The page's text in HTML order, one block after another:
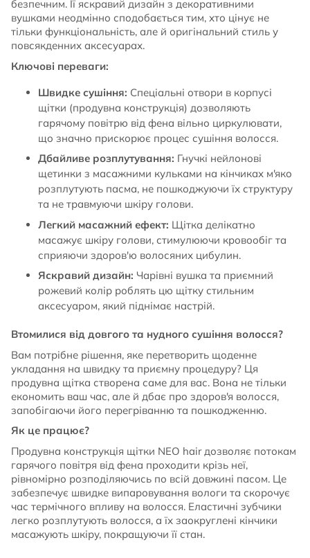
безпечним. Її яскравий дизайн з декоративними
вушками неодмінно сподобається тим, хто цінує не
тільки функціональність, але й оригінальний стиль у
повсякденних аксесуарах.
Ключові переваги:
Швидке сушіння: Спеціальні отвори в корпусі
щітки (продувна конструкція) дозволяють
гарячому повітрю від фена вільно циркулювати,
що значно прискорює процес сушіння волосся.
Дбайливе розплутування: Гнучкі нейлонові
щетинки з масажними кульками на кінчиках м'яко
розплутують пасма, не пошкоджуючи їх структуру
та не травмуючи шкіру голови.
Легкий масажний ефект: Щітка делікатно
масажує шкіру голови, стимулюючи кровообіг та
сприяючи здоров'ю волосяних цибулин.
Яскравий дизайн: Чарівні вушка та приємний
рожевий колір роблять цю щітку стильним
аксесуаром, який піднімає настрій.
Втомилися від довгого та нудного сушіння волосся?
Вам потрібне рішення, яке перетворить щоденне
укладання на швидку та приємну процедуру? Ця
продувна щітка створена саме для вас. Вона не тільки
економить ваш час, але й дбає про здоров'я волосся,
запобігаючи його перегріванню та пошкодженню.
Як це працює?
Продувна конструкція щітки NEO hair дозволяє потокам
гарячого повітря від фена проходити крізь неї,
рівномірно розподіляючись по всій довжині пасом. Це
забезпечує швидке випаровування вологи та скорочує
час термічного впливу на волосся. Еластичні зубчики
легко розплутують волосся, а їх заокруглені кінчики
масажують шкіру, покращуючи її стан.